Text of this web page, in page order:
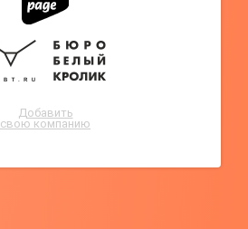
Добавить
свою компанию